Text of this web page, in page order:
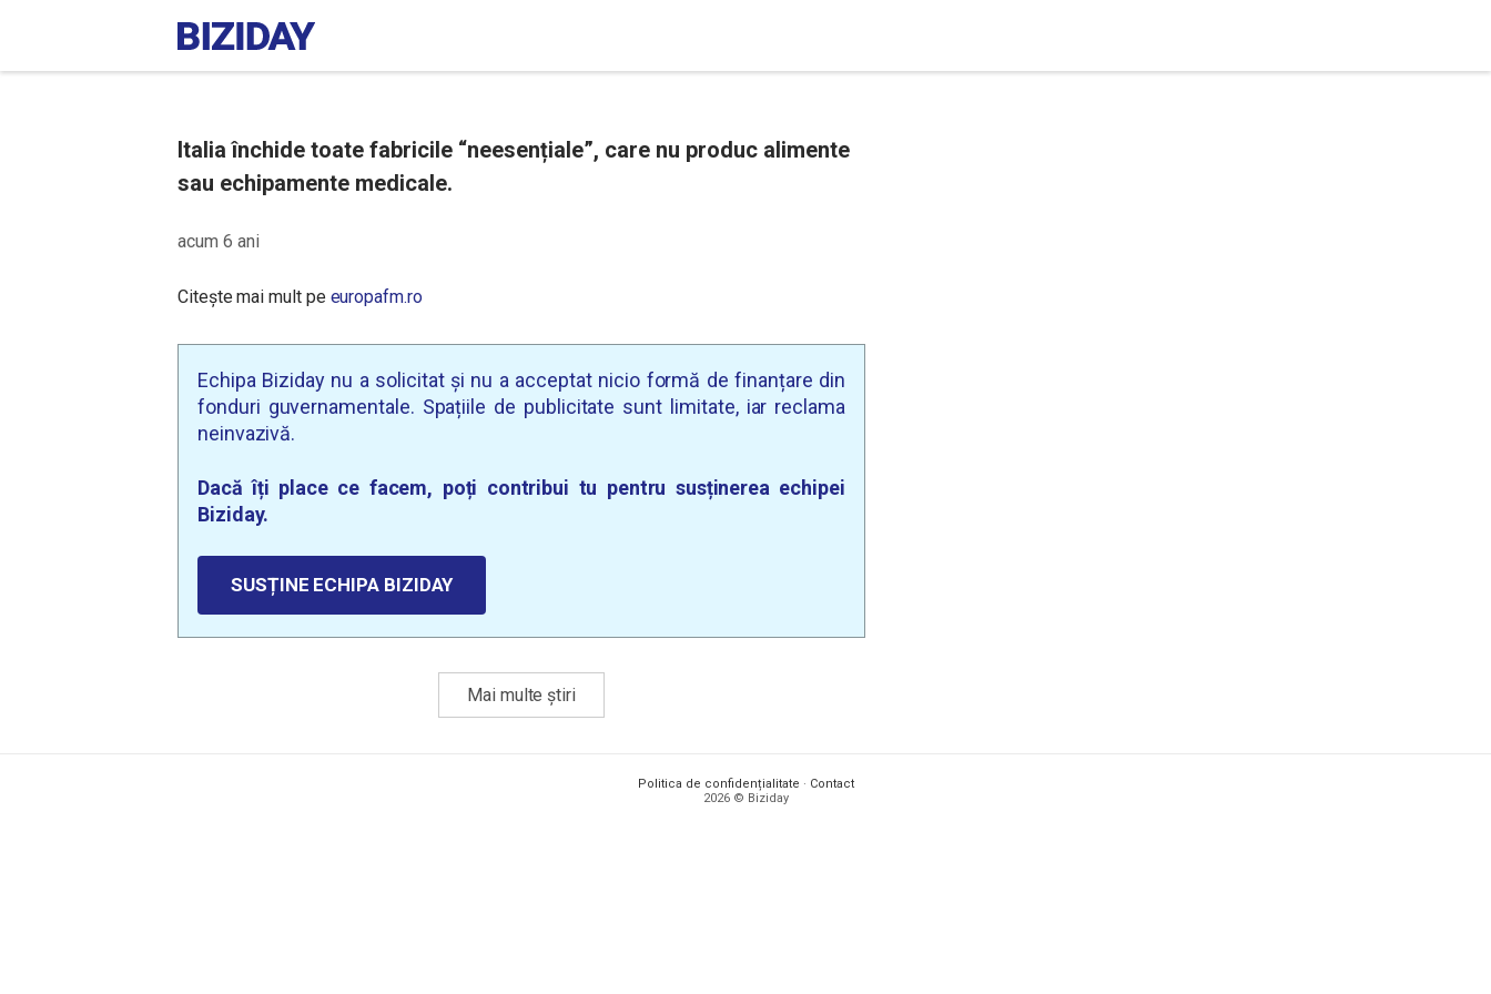
Italia închide toate fabricile “neesențiale”, care nu produc alimente
sau echipamente medicale.
acum 6 ani
Citește mai mult pe europafm.ro
Echipa Biziday nu a solicitat și nu a acceptat nicio formă de finanțare din
fonduri guvernamentale. Spațiile de publicitate sunt limitate, iar reclama
neinvazivă.
Dacă îți place ce facem, poți contribui tu pentru susținerea echipei
Biziday.
SUSȚINE ECHIPA BIZIDAY
Mai multe știri
Politica de confidențialitate · Contact
2026 © Biziday